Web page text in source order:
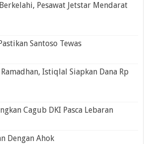
Pesawat Jetstar Mendarat
Santoso Tewas
Istiqlal Siapkan Dana Rp
Cagub DKI Pasca Lebaran
Dengan Ahok